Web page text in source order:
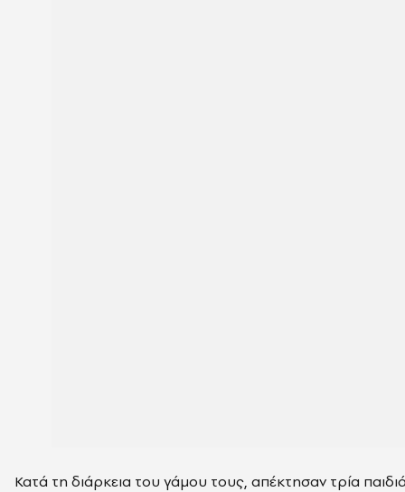
Κατά τη διάρκεια του γάμου τους, απέκτησαν τρία